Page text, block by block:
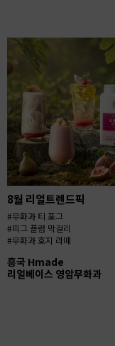
8월 리얼트렌드픽
#무화과 티 포그
#피그 플럼 막걸리
#무화과 호지 라떼
흥국 Hmade
리얼베이스 영암무화과